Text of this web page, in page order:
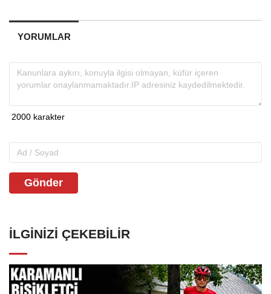
YORUMLAR
Gönder
İLGINIZI ÇEKEBILIR